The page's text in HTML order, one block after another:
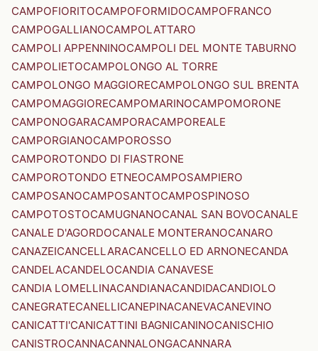
CAMPOFIORITOCAMPOFORMIDOCAMPOFRANCO
CAMPOGALLIANOCAMPOLATTARO
CAMPOLI APPENNINOCAMPOLI DEL MONTE TABURNO
CAMPOLIETOCAMPOLONGO AL TORRE
CAMPOLONGO MAGGIORECAMPOLONGO SUL BRENTA
CAMPOMAGGIORECAMPOMARINOCAMPOMORONE
CAMPONOGARACAMPORACAMPOREALE
CAMPORGIANOCAMPOROSSO
CAMPOROTONDO DI FIASTRONE
CAMPOROTONDO ETNEOCAMPOSAMPIERO
CAMPOSANOCAMPOSANTOCAMPOSPINOSO
CAMPOTOSTOCAMUGNANOCANAL SAN BOVOCANALE
CANALE D'AGORDOCANALE MONTERANOCANARO
CANAZEICANCELLARACANCELLO ED ARNONECANDA
CANDELACANDELOCANDIA CANAVESE
CANDIA LOMELLINACANDIANACANDIDACANDIOLO
CANEGRATECANELLICANEPINACANEVACANEVINO
CANICATTI'CANICATTINI BAGNICANINOCANISCHIO
CANISTROCANNACANNALONGACANNARA